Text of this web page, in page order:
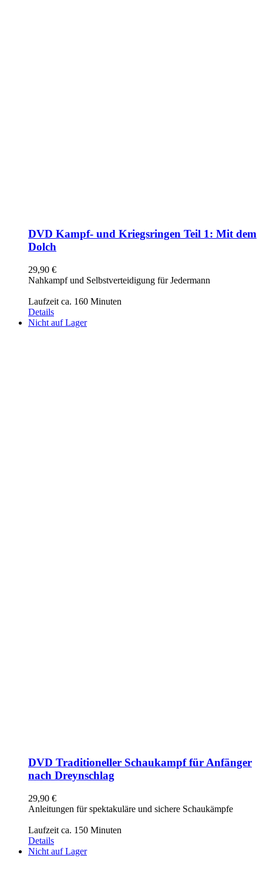
DVD Kampf- und Kriegsringen Teil 1: Mit dem
Dolch
29,90 €
Nahkampf und Selbstverteidigung für Jedermann
Laufzeit ca. 160 Minuten
Details
Nicht auf Lager
DVD Traditioneller Schaukampf für Anfänger
nach Dreynschlag
29,90 €
Anleitungen für spektakuläre und sichere Schaukämpfe
Laufzeit ca. 150 Minuten
Details
Nicht auf Lager